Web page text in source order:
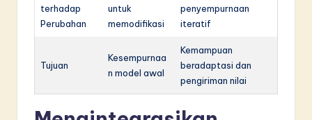
terhadap
Perubahan
untuk
memodifikasi
penyempurnaan
iteratif
Tujuan
Kesempurnaa
n model awal
Kemampuan
beradaptasi dan
pengiriman nilai